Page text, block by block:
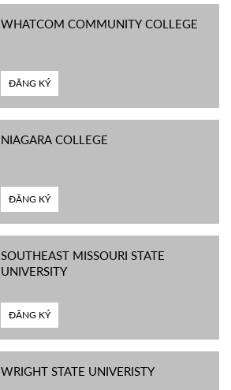
WHATCOM COMMUNITY COLLEGE
ĐĂNG KÝ
NIAGARA COLLEGE
ĐĂNG KÝ
SOUTHEAST MISSOURI STATE
UNIVERSITY
ĐĂNG KÝ
WRIGHT STATE UNIVERISTY